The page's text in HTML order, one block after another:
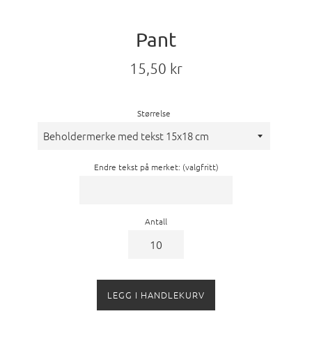
Pant
Vanlig
15,50 kr
Størrelse
Endre tekst på merket: (valgfritt)
Antall
LEGG I HANDLEKURV